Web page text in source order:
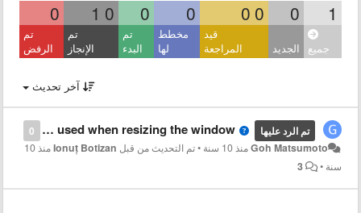
1
0
0
0
0
0
0
1
0
جميع الجديد
قيد
المراجعة
مخطط
لها
تم
البدء
تم
الإنجاز
تم
الرفض
آخر تحديث
0 تم الرد عليها Why did you change the basing point which is used when resizing the window
Goh Matsumotoمنذ 10 سنة •تم التحديث من قبل Ionuț Botizan
منذ 10
سنة •
3